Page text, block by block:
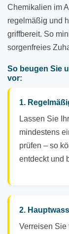
Chemikalien im
regelmäßig und
griffbereit. So
sorgenfreies
So beugen Sie
vor:
1.
Lassen Sie
mindestens
prüfen – so
entdeckt und
2.
Verreisen Sie